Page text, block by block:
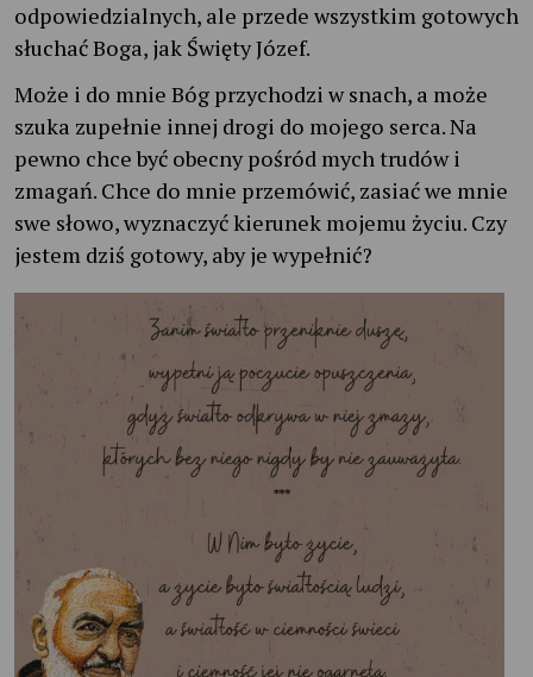
odpowiedzialnych, ale przede wszystkim gotowych
słuchać Boga, jak Święty Józef.
Może i do mnie Bóg przychodzi w snach, a może
szuka zupełnie innej drogi do mojego serca. Na
pewno chce być obecny pośród mych trudów i
zmagań. Chce do mnie przemówić, zasiać we mnie
swe słowo, wyznaczyć kierunek mojemu życiu. Czy
jestem dziś gotowy, aby je wypełnić?